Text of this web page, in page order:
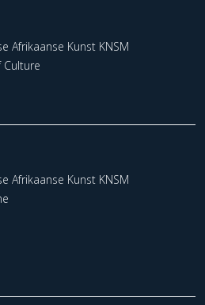
Afrikaanse Kunst KNSM
Culture
Afrikaanse Kunst KNSM